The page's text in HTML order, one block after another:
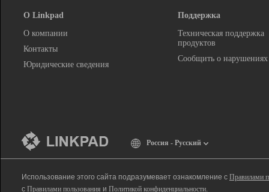
О Linkpad
О компании
Контакты
Юридические сведения
Поддержка
Техническая поддержка
продуктов
Сообщить о нарушениях
Россия - Русский
Использование этого сайта подразумевает ознакомление с Правилами
с Правилами пользования и Политикой конфиденциальности.